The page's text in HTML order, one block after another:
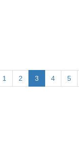
1 2 3 4 5